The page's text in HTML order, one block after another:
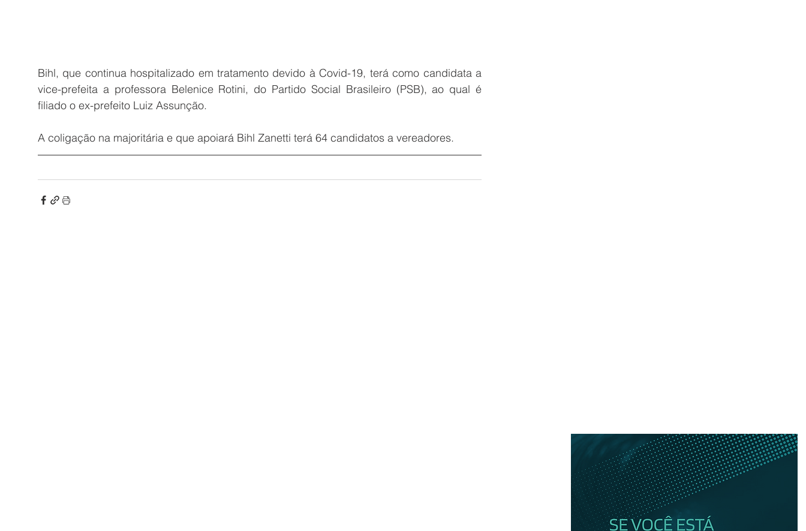
Bihl, que continua hospitalizado em tratamento devido à Covid-19, terá como candidata a
vice-prefeita a professora Belenice Rotini, do Partido Social Brasileiro (PSB), ao qual é
filiado o ex-prefeito Luiz Assunção.
A coligação na majoritária e que apoiará Bihl Zanetti terá 64 candidatos a vereadores.